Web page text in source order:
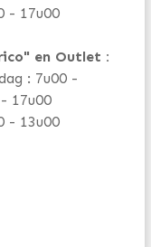
- 17u00
en Outlet :
: 7u00 -
17u00
- 13u00